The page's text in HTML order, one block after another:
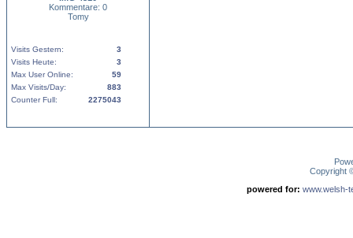
Kommentare: 0
Tomy
Visits Gestern:
3
Visits Heute:
3
Max User Online:
59
Max Visits/Day:
883
Counter Full:
2275043
Copyright
powered for: www.welsh-